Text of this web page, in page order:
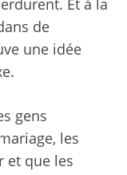
de
une idée
gens
les
et que les